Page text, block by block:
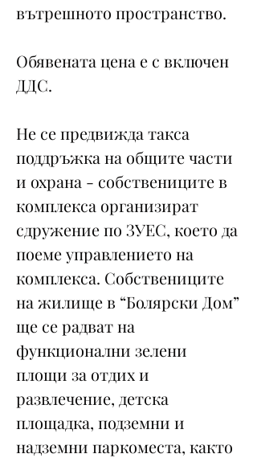
вътрешното пространство.
Обявената цена е с включен
ДДС.
Не се предвижда такса
поддръжка на общите части
и охрана - собствениците в
комплекса организират
сдружение по ЗУЕС, което да
поеме управлението на
комплекса. Собствениците
на жилище в “Болярски Дом”
ще се радват на
функционални зелени
площи за отдих и
развлечение, детска
площадка, подземни и
надземни паркоместа, както